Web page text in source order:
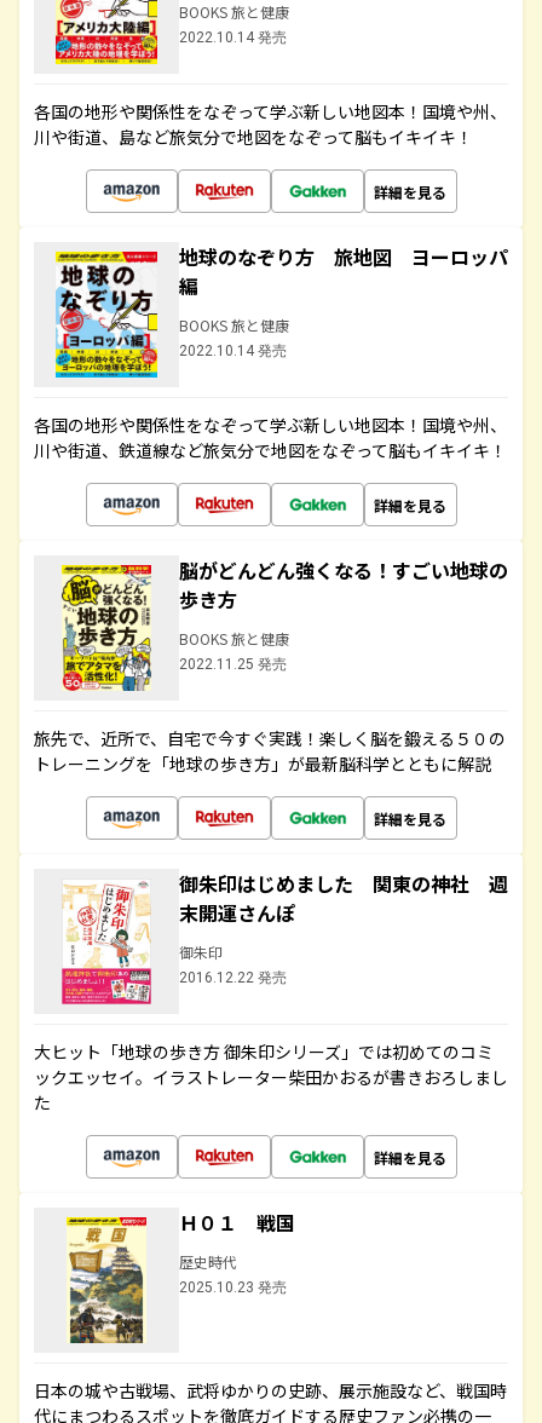
BOOKS 旅と健康
2022.10.14 発売
各国の地形や関係性をなぞって学ぶ新しい地図本！国境や州、
川や街道、島など旅気分で地図をなぞって脳もイキイキ！
詳細を見る
地球のなぞり方 旅地図 ヨーロッパ
編
BOOKS 旅と健康
2022.10.14 発売
各国の地形や関係性をなぞって学ぶ新しい地図本！国境や州、
川や街道、鉄道線など旅気分で地図をなぞって脳もイキイキ！
詳細を見る
脳がどんどん強くなる！すごい地球の
歩き方
BOOKS 旅と健康
2022.11.25 発売
旅先で、近所で、自宅で今すぐ実践！楽しく脳を鍛える５０の
トレーニングを「地球の歩き方」が最新脳科学とともに解説
詳細を見る
御朱印はじめました 関東の神社 週
末開運さんぽ
御朱印
2016.12.22 発売
大ヒット「地球の歩き方 御朱印シリーズ」では初めてのコミ
ックエッセイ。イラストレーター柴田かおるが書きおろしまし
た
詳細を見る
Ｈ０１ 戦国
歴史時代
2025.10.23 発売
日本の城や古戦場、武将ゆかりの史跡、展示施設など、戦国時
代にまつわるスポットを徹底ガイドする歴史ファン必携の一